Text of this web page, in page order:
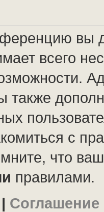
вы
всего
также
с
что
правилами.
|